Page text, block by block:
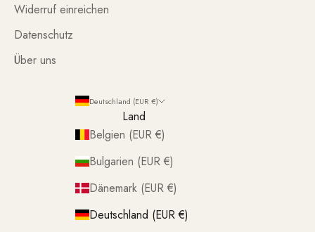
Widerruf einreichen
Datenschutz
Über uns
Deutschland (EUR €)
Land
Belgien (EUR €)
Bulgarien (EUR €)
Dänemark (EUR €)
Deutschland (EUR €)